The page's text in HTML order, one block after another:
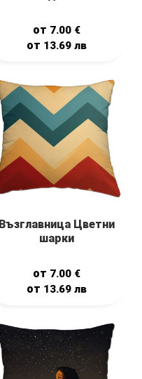
от 7.00 €
от 13.69лв
Възглавница Цветни
шарки
от 7.00 €
от 13.69лв